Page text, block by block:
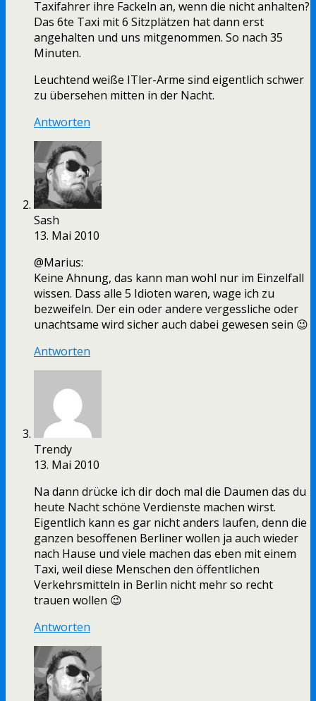
Taxifahrer ihre Fackeln an, wenn die nicht anhalten?
Das 6te Taxi mit 6 Sitzplätzen hat dann erst
angehalten und uns mitgenommen. So nach 35
Minuten.
Leuchtend weiße ITler-Arme sind eigentlich schwer
zu übersehen mitten in der Nacht.
Antworten
Sash
13. Mai 2010
@Marius:
Keine Ahnung, das kann man wohl nur im Einzelfall
wissen. Dass alle 5 Idioten waren, wage ich zu
bezweifeln. Der ein oder andere vergessliche oder
unachtsame wird sicher auch dabei gewesen sein 😉
Antworten
Trendy
13. Mai 2010
Na dann drücke ich dir doch mal die Daumen das du
heute Nacht schöne Verdienste machen wirst.
Eigentlich kann es gar nicht anders laufen, denn die
ganzen besoffenen Berliner wollen ja auch wieder
nach Hause und viele machen das eben mit einem
Taxi, weil diese Menschen den öffentlichen
Verkehrsmitteln in Berlin nicht mehr so recht
trauen wollen 😉
Antworten